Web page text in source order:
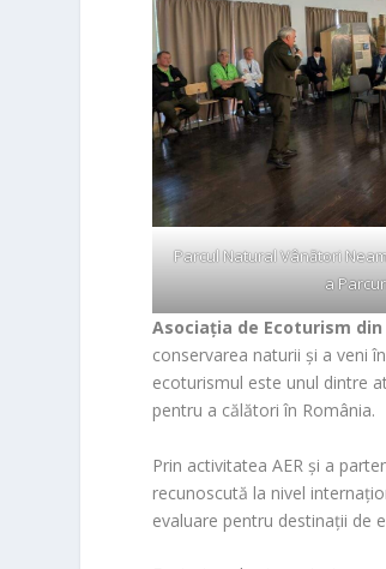
Parcul Natural Vânători
a
Asociația de Ecoturism din
conservarea naturii și a veni
ecoturismul este unul dintre
pentru a călători în România.
Prin activitatea AER și a
recunoscută la nivel
evaluare pentru destinații de